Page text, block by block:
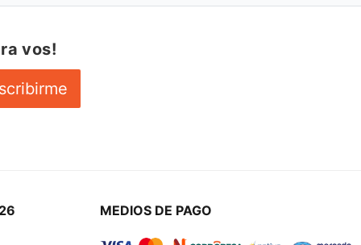
vos!
MEDIOS DE PAGO